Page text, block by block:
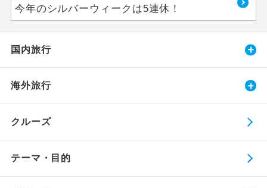
今年のシルバーウィークは5連休！
国内旅行
海外旅行
クルーズ
テーマ・目的